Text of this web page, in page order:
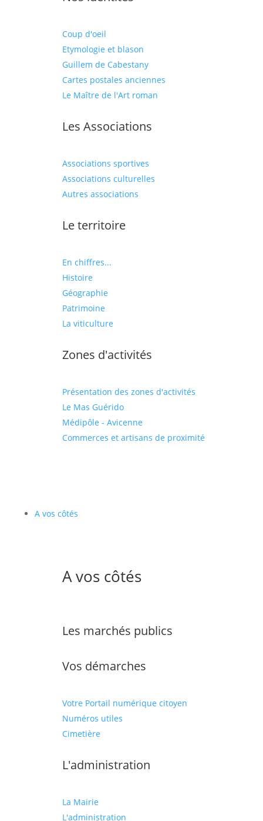
Coup d'oeil
Etymologie et blason
Guillem de Cabestany
Cartes postales anciennes
Le Maître de l'Art roman
Les Associations
Associations sportives
Associations culturelles
Autres associations
Le territoire
En chiffres...
Histoire
Géographie
Patrimoine
La viticulture
Zones d'activités
Présentation des zones d'activités
Le Mas Guérido
Médipôle - Avicenne
Commerces et artisans de proximité
A vos côtés
A vos côtés
Les marchés publics
Vos démarches
Votre Portail numérique citoyen
Numéros utiles
Cimetière
L'administration
La Mairie
L'administration